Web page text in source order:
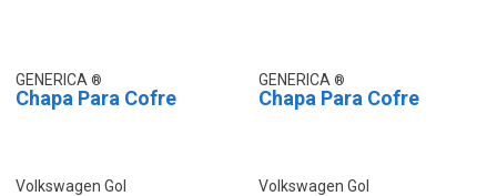
GENERICA
Chapa Para Cofre
Volkswagen Gol
GENERICA
Chapa Para Cofre
Volkswagen Gol